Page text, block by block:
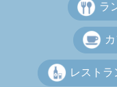
ラ
レストラ